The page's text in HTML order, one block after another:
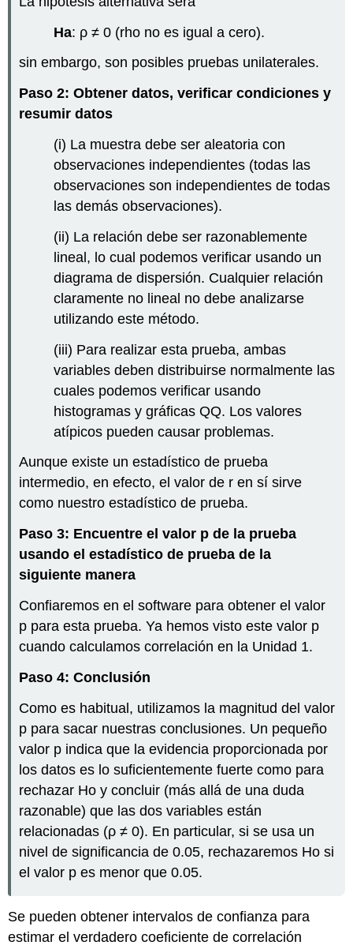
Ha: ρ ≠ 0 (rho no es igual a cero).
sin embargo, son posibles pruebas unilaterales.
Paso 2: Obtener datos, verificar condiciones y
resumir datos
(i) La muestra debe ser aleatoria con
observaciones independientes (todas las
observaciones son independientes de todas
las demás observaciones).
(ii) La relación debe ser razonablemente
lineal, lo cual podemos verificar usando un
diagrama de dispersión. Cualquier relación
claramente no lineal no debe analizarse
utilizando este método.
(iii) Para realizar esta prueba, ambas
variables deben distribuirse normalmente las
cuales podemos verificar usando
histogramas y gráficas QQ. Los valores
atípicos pueden causar problemas.
Aunque existe un estadístico de prueba
intermedio, en efecto, el valor de r en sí sirve
como nuestro estadístico de prueba.
Paso 3: Encuentre el valor p de la prueba
usando el estadístico de prueba de la
siguiente manera
Confiaremos en el software para obtener el valor
p para esta prueba. Ya hemos visto este valor p
cuando calculamos correlación en la Unidad 1.
Paso 4: Conclusión
Como es habitual, utilizamos la magnitud del valor
p para sacar nuestras conclusiones. Un pequeño
valor p indica que la evidencia proporcionada por
los datos es lo suficientemente fuerte como para
rechazar Ho y concluir (más allá de una duda
razonable) que las dos variables están
relacionadas (ρ ≠ 0). En particular, si se usa un
nivel de significancia de 0.05, rechazaremos Ho si
el valor p es menor que 0.05.
Se pueden obtener intervalos de confianza para
estimar el verdadero coeficiente de correlación